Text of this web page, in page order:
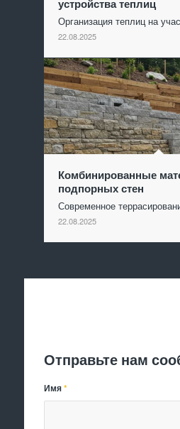
устройства теплиц
Организация теплиц на
22.08.2025
Комбинированные
подпорных стен
Современное
22.08.2025
Отправьте нам
Имя*